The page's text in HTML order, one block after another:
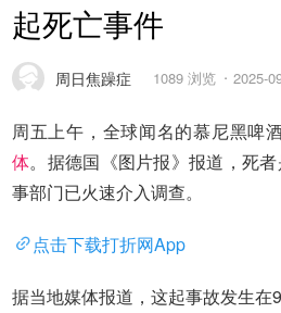
起死亡事件
周日焦躁症 1089 浏览 2025-
周五上午，全球闻名的慕尼黑啤
体。据德国《图片报》报道，死
事部门已火速介入调查。
点击下载打折网App
据当地媒体报道，这起事故发生在